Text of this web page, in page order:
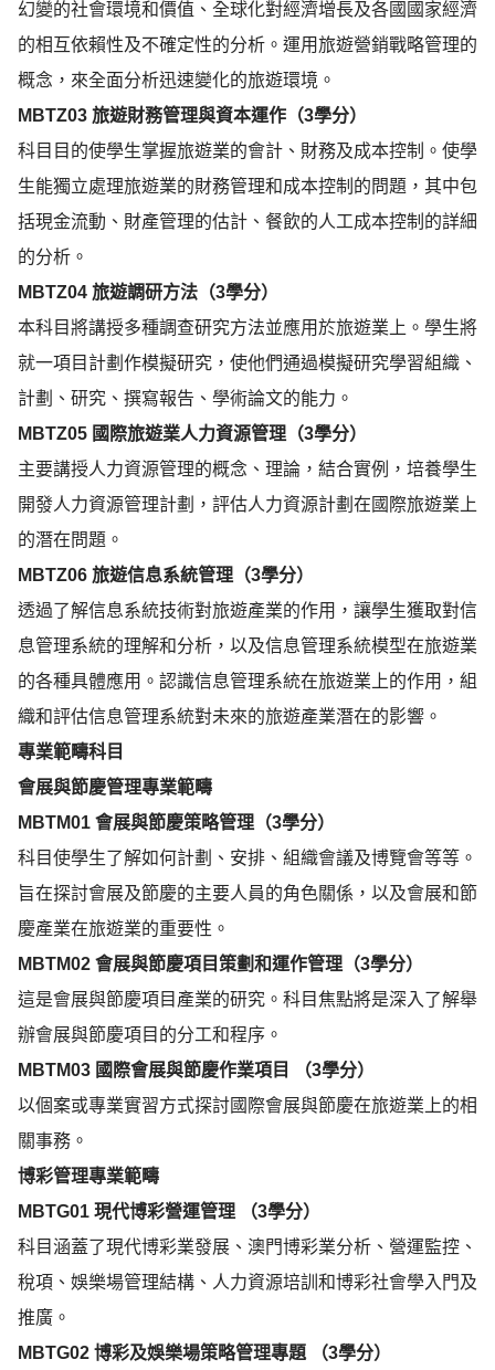
幻變的社會環境和價值、全球化對經濟增長及各國國家經濟
的相互依賴性及不確定性的分析。運用旅遊營銷戰略管理的
概念，來全面分析迅速變化的旅遊環境。
MBTZ03 旅遊財務管理與資本運作（3學分）
科目目的使學生掌握旅遊業的會計、財務及成本控制。使學
生能獨立處理旅遊業的財務管理和成本控制的問題，其中包
括現金流動、財產管理的估計、餐飲的人工成本控制的詳細
的分析。
MBTZ04 旅遊調研方法（3學分）
本科目將講授多種調查研究方法並應用於旅遊業上。學生將
就一項目計劃作模擬研究，使他們通過模擬研究學習組織、
計劃、研究、撰寫報告、學術論文的能力。
MBTZ05 國際旅遊業人力資源管理（3學分）
主要講授人力資源管理的概念、理論，結合實例，培養學生
開發人力資源管理計劃，評估人力資源計劃在國際旅遊業上
的潛在問題。
MBTZ06 旅遊信息系統管理（3學分）
透過了解信息系統技術對旅遊產業的作用，讓學生獲取對信
息管理系統的理解和分析，以及信息管理系統模型在旅遊業
的各種具體應用。認識信息管理系統在旅遊業上的作用，組
織和評估信息管理系統對未來的旅遊產業潛在的影響。
專業範疇科目
會展與節慶管理專業範疇
MBTM01 會展與節慶策略管理（3學分）
科目使學生了解如何計劃、安排、組織會議及博覽會等等。
旨在探討會展及節慶的主要人員的角色關係，以及會展和節
慶產業在旅遊業的重要性。
MBTM02 會展與節慶項目策劃和運作管理（3學分）
這是會展與節慶項目產業的研究。科目焦點將是深入了解舉
辦會展與節慶項目的分工和程序。
MBTM03 國際會展與節慶作業項目 （3學分）
以個案或專業實習方式探討國際會展與節慶在旅遊業上的相
關事務。
博彩管理專業範疇
MBTG01 現代博彩營運管理 （3學分）
科目涵蓋了現代博彩業發展、澳門博彩業分析、營運監控、
稅項、娛樂場管理結構、人力資源培訓和博彩社會學入門及
推廣。
MBTG02 博彩及娛樂場策略管理專題 （3學分）